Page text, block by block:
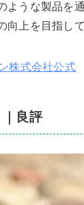
ような製品を
向上を目指し
株式会社公式
良評